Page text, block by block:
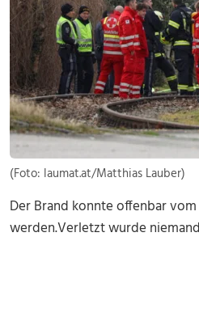
(Foto: laumat.at/Matthias Lauber)
Der Brand konnte offenbar
werden.Verletzt wurde